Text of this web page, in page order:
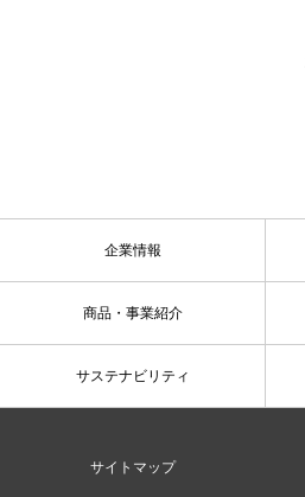
企業情報
商品・事業紹介
サステナビリティ
サイトマップ